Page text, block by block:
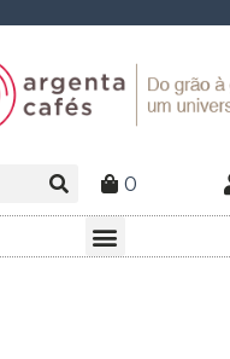
Pesquisar
0
Menu